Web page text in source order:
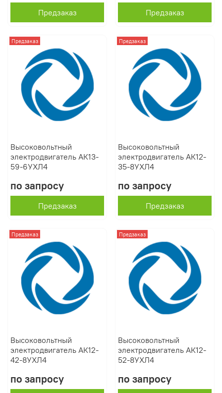
Предзаказ Предзаказ
Предзаказ
Высоковольтный
электродвигатель АК13-
59-6УХЛ4
по запросу
Предзаказ
Предзаказ
Высоковольтный
электродвигатель АК12-
35-8УХЛ4
по запросу
Предзаказ
Предзаказ
Высоковольтный
электродвигатель АК12-
42-8УХЛ4
по запросу
Предзаказ
Высоковольтный
электродвигатель АК12-
52-8УХЛ4
по запросу